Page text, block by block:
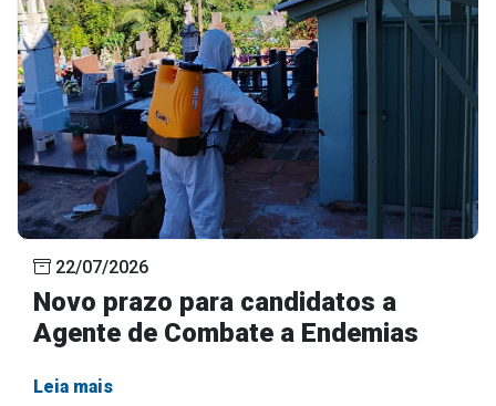
22/07/2026
Novo prazo para candidatos a
Agente de Combate a Endemias
Leia mais